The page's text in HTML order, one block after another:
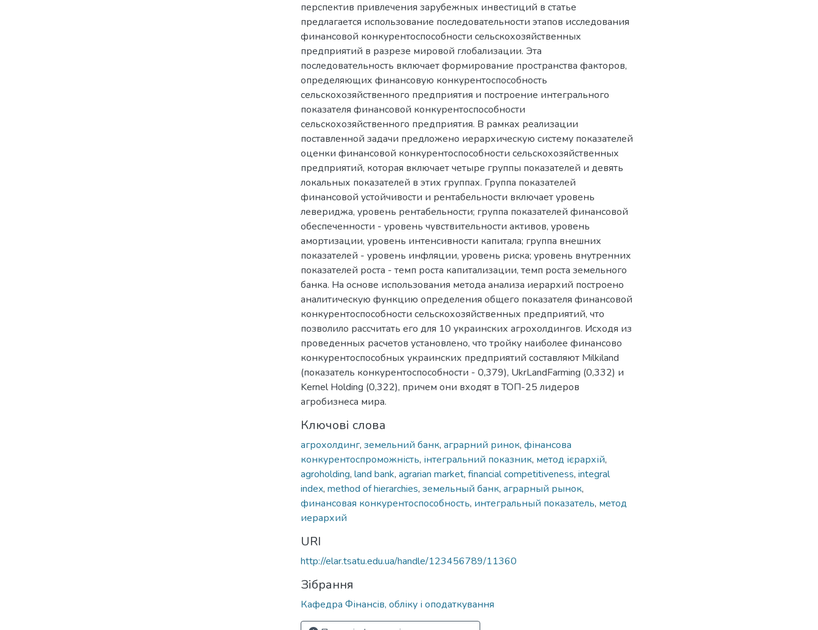
перспектив привлечения зарубежных инвестиций в статье
предлагается использование последовательности этапов исследования
финансовой конкурентоспособности сельскохозяйственных
предприятий в разрезе мировой глобализации. Эта
последовательность включает формирование пространства факторов,
определяющих финансовую конкурентоспособность
сельскохозяйственного предприятия и построение интегрального
показателя финансовой конкурентоспособности
сельскохозяйственного предприятия. В рамках реализации
поставленной задачи предложено иерархическую систему показателей
оценки финансовой конкурентоспособности сельскохозяйственных
предприятий, которая включает четыре группы показателей и девять
локальных показателей в этих группах. Группа показателей
финансовой устойчивости и рентабельности включает уровень
левериджа, уровень рентабельности; группа показателей финансовой
обеспеченности - уровень чувствительности активов, уровень
амортизации, уровень интенсивности капитала; группа внешних
показателей - уровень инфляции, уровень риска; уровень внутренних
показателей роста - темп роста капитализации, темп роста земельного
банка. На основе использования метода анализа иерархий построено
аналитическую функцию определения общего показателя финансовой
конкурентоспособности сельскохозяйственных предприятий, что
позволило рассчитать его для 10 украинских агрохолдингов. Исходя из
проведенных расчетов установлено, что тройку наиболее финансово
конкурентоспособных украинских предприятий составляют Milkiland
(показатель конкурентоспособности - 0,379), UkrLandFarming (0,332) и
Kernel Holding (0,322), причем они входят в ТОП-25 лидеров
агробизнеса мира.
Ключові слова
агрохолдинг, земельний банк, аграрний ринок, фінансова
конкурентоспроможність, інтегральний показник, метод ієрархій,
agroholding, land bank, agrarian market, financial competitiveness, integral
index, method of hierarchies, земельный банк, аграрный рынок,
финансовая конкурентоспособность, интегральный показатель, метод
иерархий
URI
http://elar.tsatu.edu.ua/handle/123456789/11360
Зібрання
Кафедра Фінансів, обліку і оподаткування